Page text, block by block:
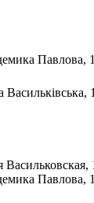
Павлова,
Павлова,